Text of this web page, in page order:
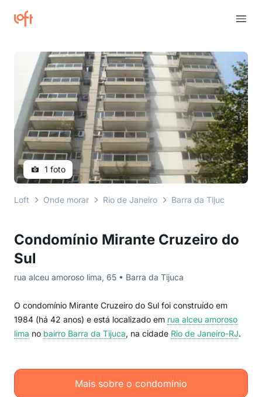
Condomínio Mirante Cruzeiro do
Sul
rua alceu amoroso lima, 65 • Barra da Tijuca
O condomínio Mirante Cruzeiro do Sul foi construído em
1984 (há 42 anos) e está localizado em rua alceu amoroso
lima no bairro Barra da Tijuca, na cidade Rio de Janeiro-RJ.
Mais sobre o condomínio
1 foto
Loft Onde morar Rio de Janeiro Barra da Tijuca